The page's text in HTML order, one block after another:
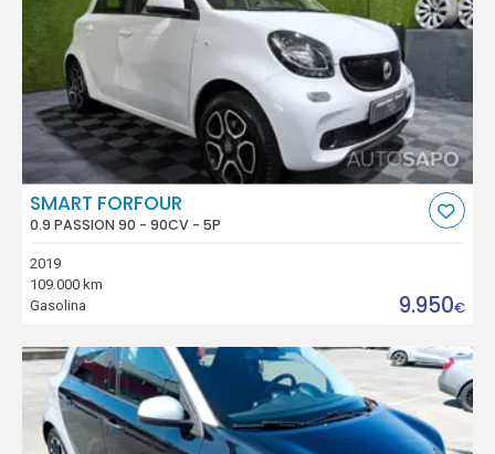
SMART FORFOUR
0.9 PASSION 90 - 90CV - 5P
2019
109.000 km
Gasolina
9.950€